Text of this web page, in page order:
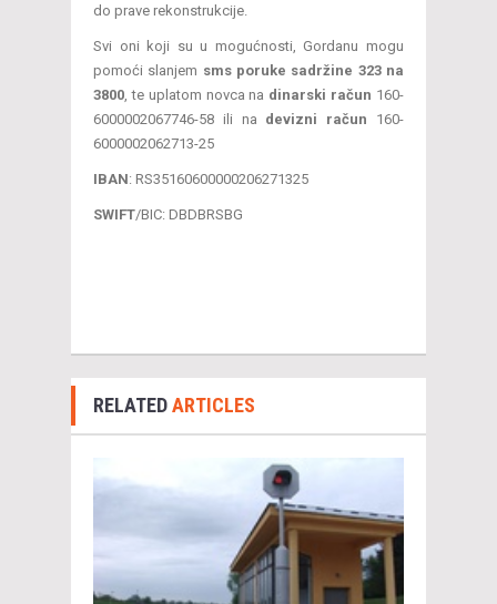
do prave rekonstrukcije.
Svi oni koji su u mogućnosti, Gordanu mogu
pomoći slanjem sms poruke sadržine 323 na
3800 , te uplatom novca na dinarski račun 160-
6000002067746-58 ili na devizni račun 160-
6000002062713-25
IBAN: RS35160600000206271325
SWIFT/BIC: DBDBRSBG
RELATEDARTICLES